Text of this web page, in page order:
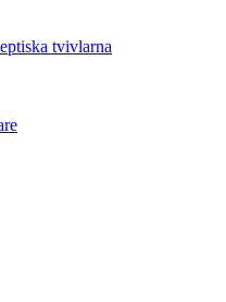
tvivlarna